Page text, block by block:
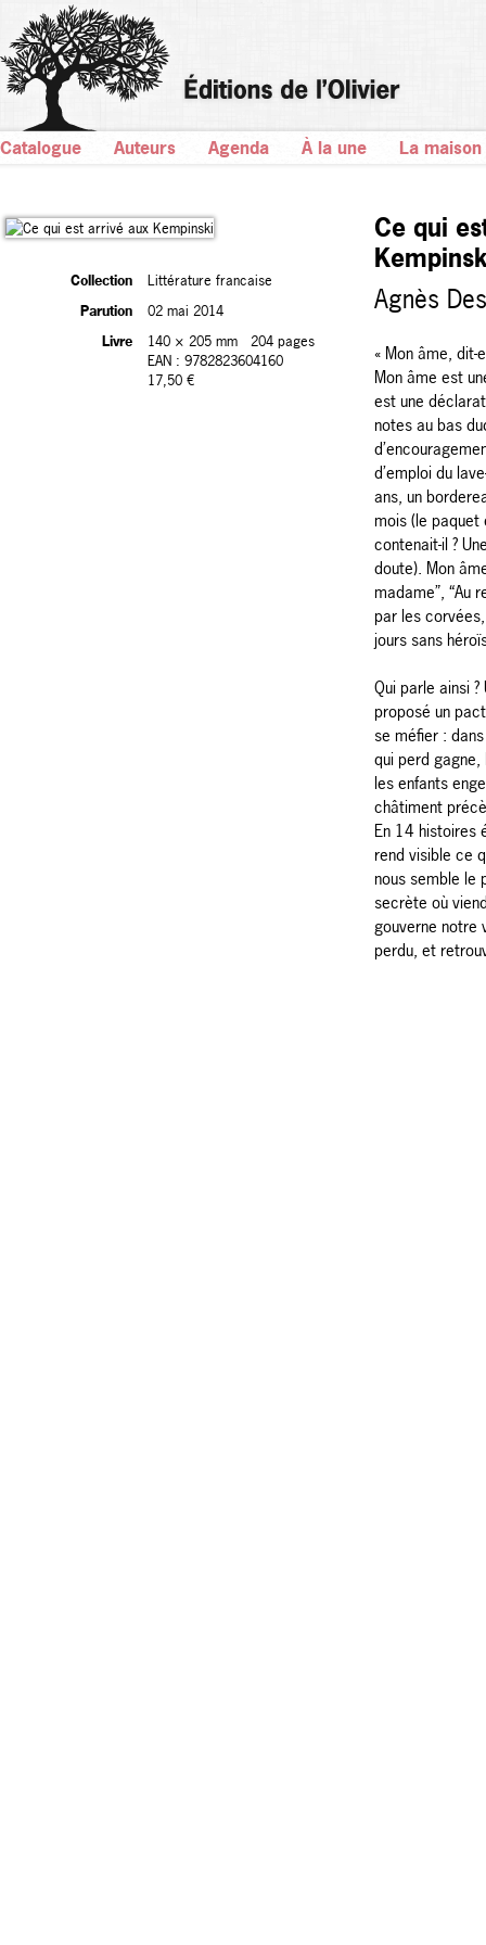
Catalogue Auteurs Agenda À la une La maison
Collection
Littérature francaise
Parution
02 mai 2014
Livre
140 × 205 mm
204 pages
EAN : 9782823604160
17,50 €
Ce qui
Agnès
« Mon âme, dit-
Mon âme est
est une
notes au bas
d’emploi du
ans, un
mois (le
contenait-il ?
doute). Mon
madame”, “Au
par les
jours sans
Qui parle ainsi
proposé un
se méfier :
qui perd gagne,
les enfants
châtiment
En 14 histoires
rend visible ce
nous semble le
secrète où
gouverne notre
perdu, et